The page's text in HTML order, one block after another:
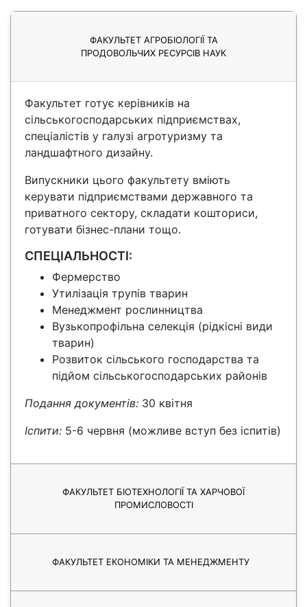
ФАКУЛЬТЕТ АГРОБІОЛОГІЇ ТА
ПРОДОВОЛЬЧИХ РЕСУРСІВ НАУК
Факультет готує керівників на
сільськогосподарських підприємствах,
спеціалістів у галузі агротуризму та
ландшафтного дизайну.
Випускники цього факультету вміють
керувати підприємствами державного та
приватного сектору, складати кошториси,
готувати бізнес-плани тощо.
СПЕЦІАЛЬНОСТІ:
Фермерство
Утилізація трупів тварин
Менеджмент рослинництва
Вузькопрофільна селекція (рідкісні види
тварин)
Розвиток сільського господарства та
підйом сільськогосподарських районів
Подання документів: 30 квітня
Іспити: 5-6 червня (можливе вступ без іспитів)
ФАКУЛЬТЕТ БІОТЕХНОЛОГІЇ ТА ХАРЧОВОЇ
ПРОМИСЛОВОСТІ
ФАКУЛЬТЕТ ЕКОНОМІКИ ТА МЕНЕДЖМЕНТУ